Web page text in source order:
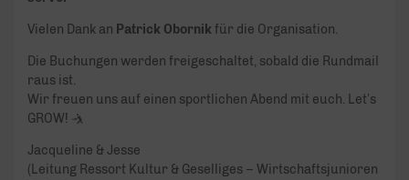
Vielen Dank an Patrick Obornik für die Organisation.
Die Buchungen werden freigeschaltet, sobald die Rundmail
raus ist.
Wir freuen uns auf einen sportlichen Abend mit euch. Let’s
GROW! 🤺
Jacqueline & Jesse
(Leitung Ressort Kultur & Geselliges – Wirtschaftsjunioren